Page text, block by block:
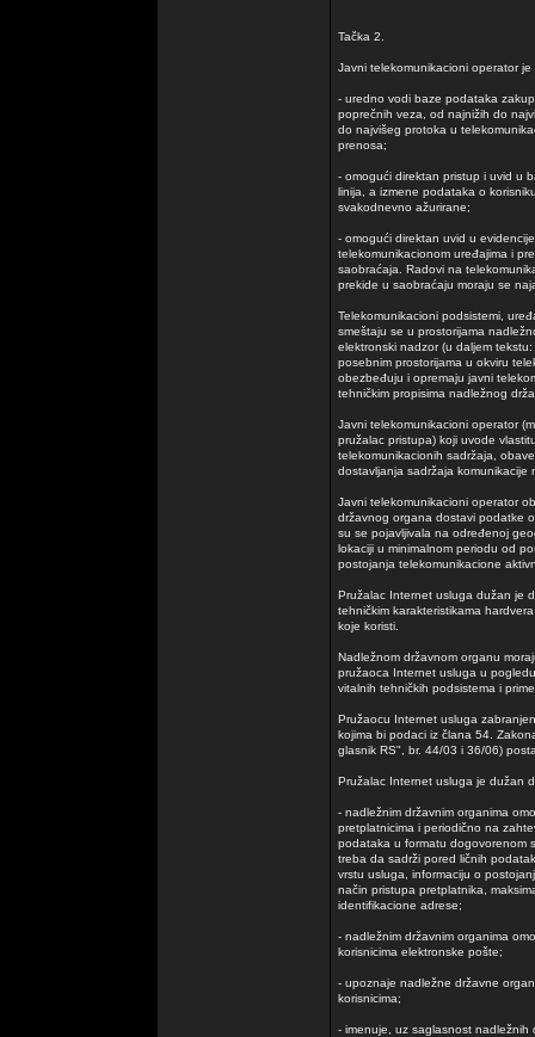
Tačka 2.
Javni telekomunikacioni operator
- uredno vodi baze podataka
poprečnih veza, od najnižih do
do najvišeg protoka u
prenosa;
- omogući direktan pristup i uvid u
linija, a izmene podataka o
svakodnevno ažurirane;
- omogući direktan uvid u
telekomunikacionom uređajima i
saobraćaja. Radovi na
prekide u saobraćaju moraju se
Telekomunikacioni podsistemi,
smeštaju se u prostorijama
elektronski nadzor (u daljem
posebnim prostorijama u okviru
obezbeđuju i opremaju javni
tehničkim propisima nadležnog
Javni telekomunikacioni operator
pružalac pristupa) koji uvode
telekomunikacionih sadržaja,
dostavljanja sadržaja komunikacije
Javni telekomunikacioni operator
državnog organa dostavi podatke
su se pojavljivala na određenoj
lokaciji u minimalnom periodu od
postojanja telekomunikacione
Pružalac Internet usluga dužan je
tehničkim karakteristikama
koje koristi.
Nadležnom državnom organu
pružaoca Internet usluga u
vitalnih tehničkih podsistema i
Pružaocu Internet usluga
kojima bi podaci iz člana 54.
glasnik RS", br. 44/03 i 36/06)
Pružalac Internet usluga je dužan
- nadležnim državnim organima
pretplatnicima i periodično na
podataka u formatu dogovorenom
treba da sadrži pored ličnih
vrstu usluga, informaciju o
način pristupa pretplatnika,
identifikacione adrese;
- nadležnim državnim organima
korisnicima elektronske pošte;
- upoznaje nadležne državne
korisnicima;
- imenuje, uz saglasnost